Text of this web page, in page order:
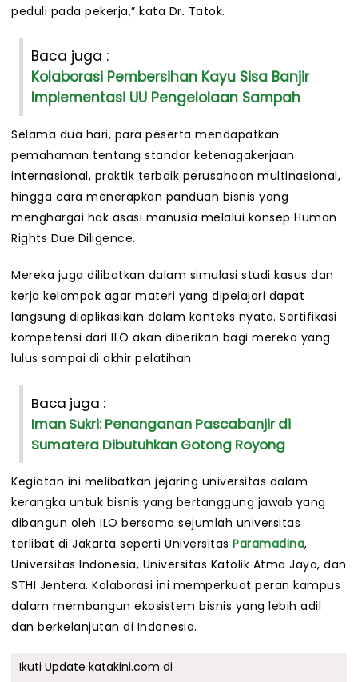
peduli pada pekerja,” kata Dr. Tatok.
Baca juga :
Kolaborasi Pembersihan Kayu Sisa Banjir
Implementasi UU Pengelolaan Sampah
Selama dua hari, para peserta mendapatkan
pemahaman tentang standar ketenagakerjaan
internasional, praktik terbaik perusahaan multinasional,
hingga cara menerapkan panduan bisnis yang
menghargai hak asasi manusia melalui konsep Human
Rights Due Diligence.
Mereka juga dilibatkan dalam simulasi studi kasus dan
kerja kelompok agar materi yang dipelajari dapat
langsung diaplikasikan dalam konteks nyata. Sertifikasi
kompetensi dari ILO akan diberikan bagi mereka yang
lulus sampai di akhir pelatihan.
Baca juga :
Iman Sukri: Penanganan Pascabanjir di
Sumatera Dibutuhkan Gotong Royong
Kegiatan ini melibatkan jejaring universitas dalam
kerangka untuk bisnis yang bertanggung jawab yang
dibangun oleh ILO bersama sejumlah universitas
terlibat di Jakarta seperti Universitas Paramadina,
Universitas Indonesia, Universitas Katolik Atma Jaya, dan
STHI Jentera. Kolaborasi ini memperkuat peran kampus
dalam membangun ekosistem bisnis yang lebih adil
dan berkelanjutan di Indonesia.
Ikuti Update katakini.com di